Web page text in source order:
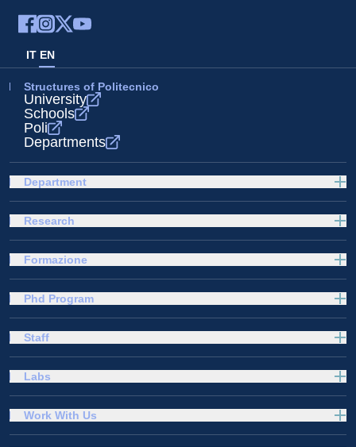
IT EN
Structures of Politecnico
University
Schools
Poli
Departments
Department
Research
Formazione
Phd Program
Staff
Labs
Work With Us